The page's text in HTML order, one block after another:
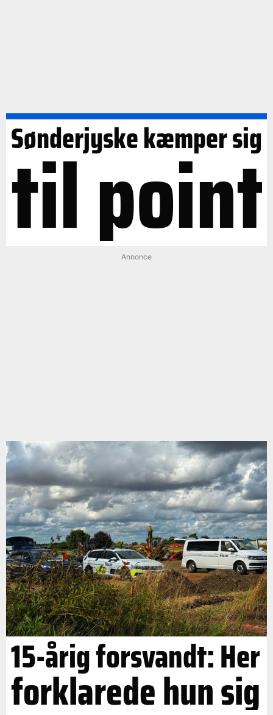
Sønderjyske kæmper sig
til point
Annonce
15-årig forsvandt: Her
forklarede hun sig